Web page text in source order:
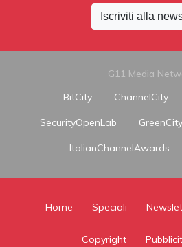
Iscriviti alla
G11 Media
BitCity
ChannelCity
SecurityOpenLab GreenCity
ItalianChannelAwards
Home Speciali
Copyright